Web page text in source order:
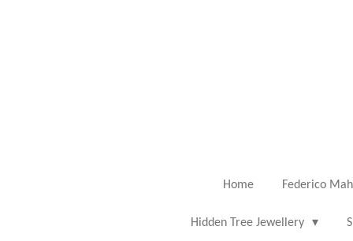
Home Federico
Hidden Tree Jewellery